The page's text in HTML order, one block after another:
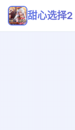
甜心选择